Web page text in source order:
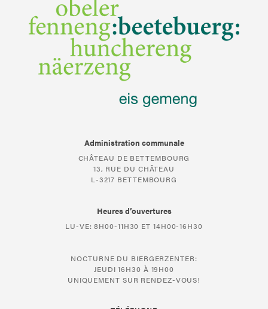
Administration communale
CHÂTEAU DE BETTEMBOURG
13, RUE DU CHÂTEAU
L-3217 BETTEMBOURG
Heures d’ouvertures
LU-VE: 8H00-11H30 ET 14H00-16H30
NOCTURNE DU BIERGERZENTER:
JEUDI 16H30 À 19H00
UNIQUEMENT SUR RENDEZ-VOUS!